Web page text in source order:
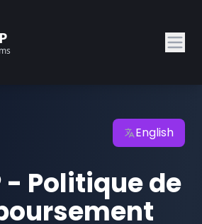
English
- Politique de